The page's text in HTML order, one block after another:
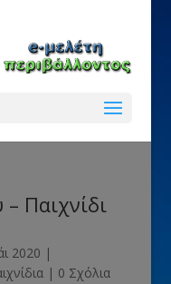
Παιχνίδι
2020 |
| 0 Σχόλια